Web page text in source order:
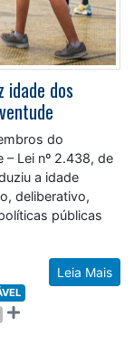
idade dos
do
– Lei nº 2.438, de
a idade
deliberativo,
públicas
Leia Mais